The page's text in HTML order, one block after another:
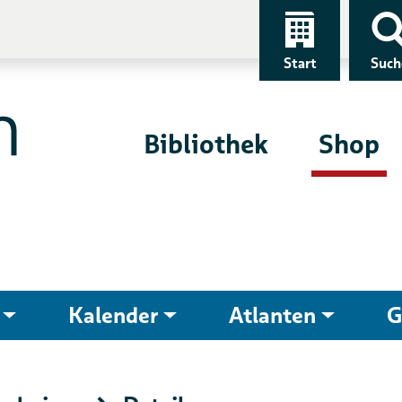
Start
Bibliothek Shop
Kalender Atlanten